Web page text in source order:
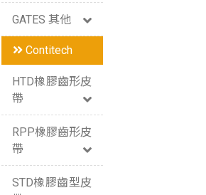
GATES 其他
Contitech
HTD橡膠齒形皮
帶
RPP橡膠齒形皮
帶
STD橡膠齒型皮